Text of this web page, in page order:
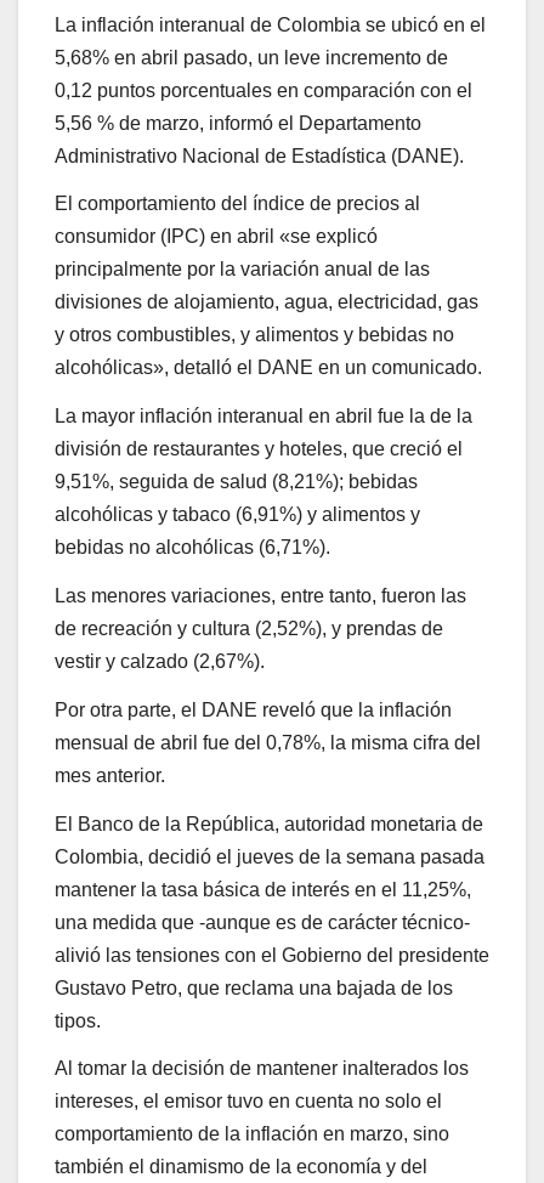
La inflación interanual de Colombia se ubicó en el
5,68% en abril pasado, un leve incremento de
0,12 puntos porcentuales en comparación con el
5,56 % de marzo, informó el Departamento
Administrativo Nacional de Estadística (DANE).
El comportamiento del índice de precios al
consumidor (IPC) en abril «se explicó
principalmente por la variación anual de las
divisiones de alojamiento, agua, electricidad, gas
y otros combustibles, y alimentos y bebidas no
alcohólicas», detalló el DANE en un comunicado.
La mayor inflación interanual en abril fue la de la
división de restaurantes y hoteles, que creció el
9,51%, seguida de salud (8,21%); bebidas
alcohólicas y tabaco (6,91%) y alimentos y
bebidas no alcohólicas (6,71%).
Las menores variaciones, entre tanto, fueron las
de recreación y cultura (2,52%), y prendas de
vestir y calzado (2,67%).
Por otra parte, el DANE reveló que la inflación
mensual de abril fue del 0,78%, la misma cifra del
mes anterior.
El Banco de la República, autoridad monetaria de
Colombia, decidió el jueves de la semana pasada
mantener la tasa básica de interés en el 11,25%,
una medida que -aunque es de carácter técnico-
alivió las tensiones con el Gobierno del presidente
Gustavo Petro, que reclama una bajada de los
tipos.
Al tomar la decisión de mantener inalterados los
intereses, el emisor tuvo en cuenta no solo el
comportamiento de la inflación en marzo, sino
también el dinamismo de la economía y del